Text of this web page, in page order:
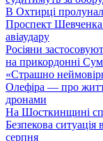
В Охтирці
Проспект Шевченка
авіаудару
Росіяни
на прикордонні
«Страшно
Олефіра — про
дронами
На Шосткинщині
Безпекова ситуація
серпня